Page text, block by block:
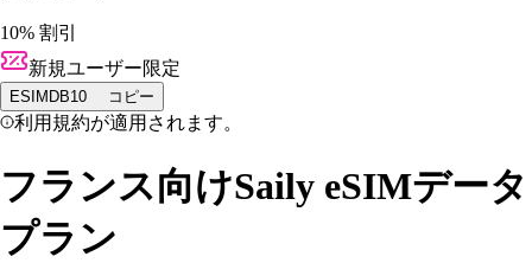
10% 割引
新規ユーザー限定
ESIMDB10 コピー
利用規約が適用されます。
フランス向けSaily eSIMデータ
プラン